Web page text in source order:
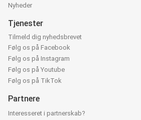
Nyheder
Tjenester
Tilmeld dig nyhedsbrevet
Følg os på Facebook
Følg os på Instagram
Følg os på Youtube
Følg os på TikTok
Partnere
Interesseret i partnerskab?